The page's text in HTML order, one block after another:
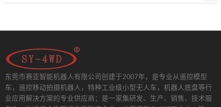
东莞市赛亚智能机器人有限公司创建于2007年，是专业从遥控模型
车，遥控移动拍摄机器人，特种工业级小型无人车，机器人底盘等行
业应用解决方案的专业供应商；是一家集研发、生产、销售、技术服